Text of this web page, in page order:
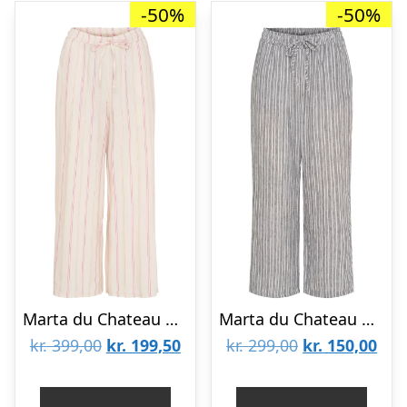
-50%
Marta du Chateau dame bukser MdcSerena 16045 – Pink1
kr.399,00 Den
kr. 199,50Den
-50%
Marta du Chateau dame bukser MdcClarissa 8463 – Nero
kr.299,00 Den
kr. 150,00Den